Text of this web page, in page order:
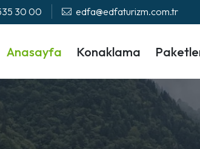
30 00 edfa@edfaturizm.com.tr
Anasayfa Konaklama